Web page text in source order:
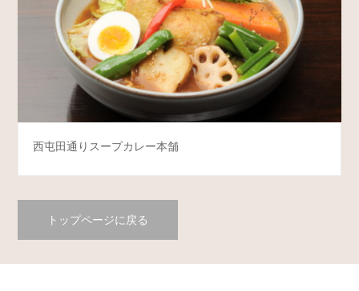
西屯田通りスープカレー本舗
トップページに戻る